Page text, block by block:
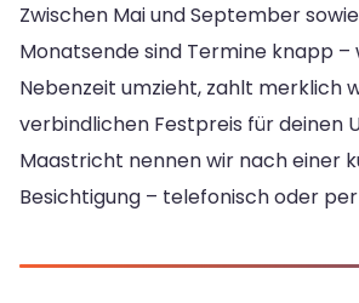
Zwischen Mai und September
Monatsende sind Termine knapp –
Nebenzeit umzieht, zahlt merklich
verbindlichen Festpreis für deinen
Maastricht nennen wir nach einer
Besichtigung – telefonisch oder per